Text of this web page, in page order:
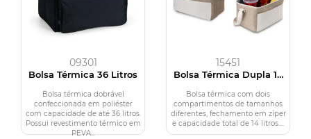
09301
Bolsa Térmica 36 Litros
Bolsa térmica dobrável
confeccionada em poliéster
com capacidade de até 36 litros.
Possui revestimento térmico em
PEVA...
15451
Bolsa Térmica Dupla 14
Bolsa térmica com dois
compartimentos de tamanhos
diferentes, fechamento em zíper
e capacidade total de 14 litros....